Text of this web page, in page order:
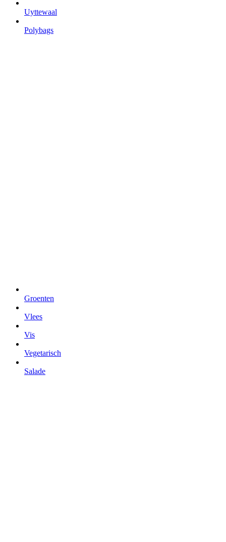
Uyttewaal
Polybags
Groenten
Vlees
Vis
Vegetarisch
Salade